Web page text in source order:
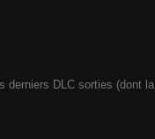
derniers DLC sorties (dont la